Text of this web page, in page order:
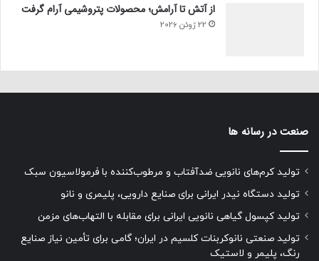
از آتش تا آرامش؛ محصولات پتروشیمی آرام گرفت
22 ژوئن 2026
صنعت در رسانه ها
تولید کرم‌های نانویی ضدآفتاب و مرطوب‌کننده با فرمولاسیون سبک
تولید دستگاه نیدر ایرانی برای صنایع دارویی، پلیمری و نانو
تولید کپسول گیاهی نانویی ایرانی برای مقابله با التهاب‌های مزمن
تولید صنعتی نانوکربنات کلسیم در ایران؛ گامی برای تأمین نیاز صنایع
رنگ، پلیمر و لاستیک